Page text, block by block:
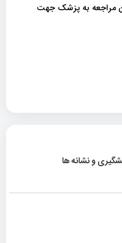
و نشانه ها
مراجعه به پزشک جهت